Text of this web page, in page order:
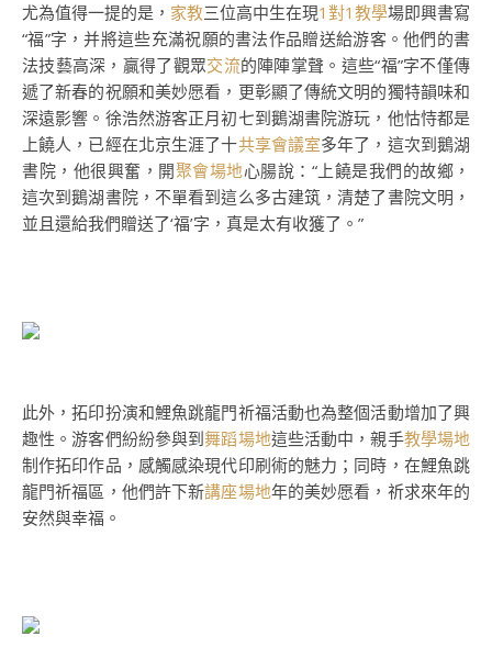
尤為值得一提的是， 家教三位高中生在現1對1教學場即興書寫
“福”字，并將這些充滿祝願的書法作品贈送給游客。他們的書
法技藝高深，贏得了觀眾交流的陣陣掌聲。這些“福”字不僅傳
遞了新春的祝願和美妙愿看，更彰顯了傳統文明的獨特韻味和
深遠影響。徐浩然游客正月初七到鵝湖書院游玩，他怙恃都是
上饒人，已經在北京生涯了十共享會議室多年了，這次到鵝湖
書院，他很興奮，開聚會場地心腸說：“上饒是我們的故鄉，
這次到鵝湖書院，不單看到這么多古建筑，清楚了書院文明，
並且還給我們贈送了‘福’字，真是太有收獲了。”
此外，拓印扮演和鯉魚跳龍門祈福活動也為整個活動增加了興
趣性。游客們紛紛參與到舞蹈場地這些活動中，親手教學場地
制作拓印作品，感觸感染現代印刷術的魅力；同時，在鯉魚跳
龍門祈福區，他們許下新講座場地年的美妙愿看，祈求來年的
安然與幸福。